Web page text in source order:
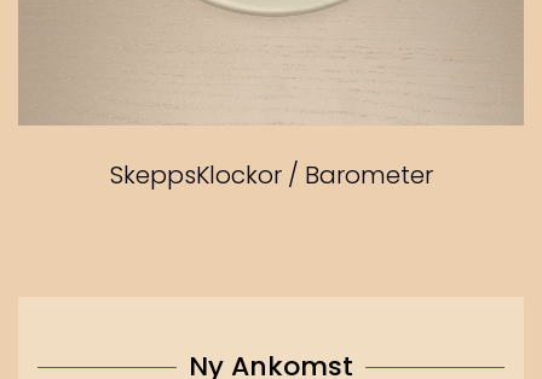
SkeppsKlockor / Barometer
Ny Ankomst